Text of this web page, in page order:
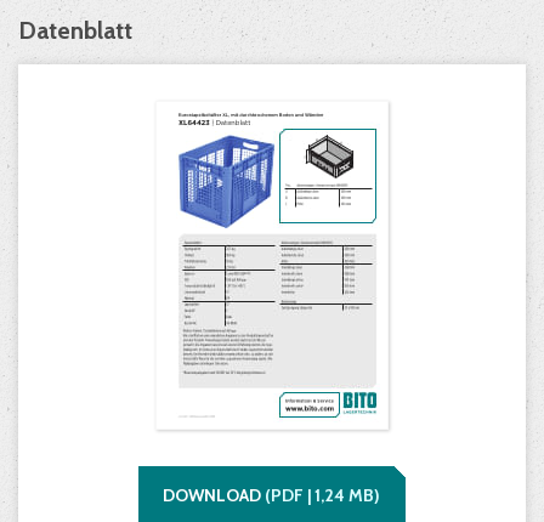
Datenblatt
DOWNLOAD (PDF |1,24 MB)